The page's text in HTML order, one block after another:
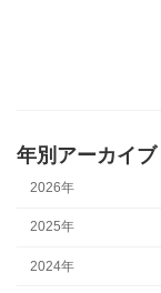
年別アーカイブ
2026年
2025年
2024年